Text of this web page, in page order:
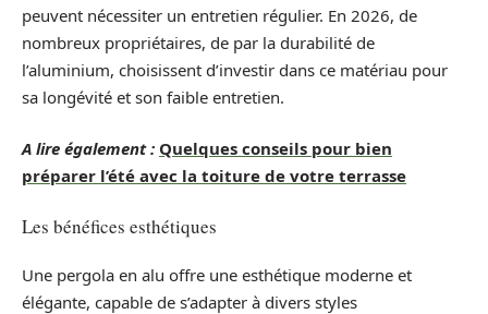
peuvent nécessiter un entretien régulier. En 2026, de
nombreux propriétaires, de par la durabilité de
l’aluminium, choisissent d’investir dans ce matériau pour
sa longévité et son faible entretien.
A lire également : Quelques conseils pour bien
préparer l’été avec la toiture de votre terrasse
Les bénéfices esthétiques
Une pergola en alu offre une esthétique moderne et
élégante, capable de s’adapter à divers styles